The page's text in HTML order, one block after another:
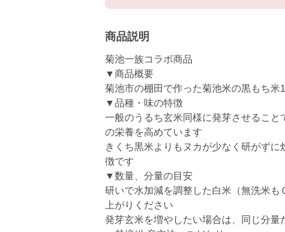
商品説明
菊池一族コラボ商品
▼商品概要
菊池市の棚田で作った菊池米の黒もち米
▼品種・味の特徴
一般のうるち玄米同様に発芽させるこ
の栄養を高めています
きくち黒米よりもヌカが少なく研がず
徴です
▼数量、分量の目安
研いで水加減を調整した白米（無洗米
上がりください
発芽玄米を増やしたい場合は、同じ分